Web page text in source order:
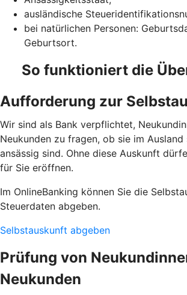
ausländische
bei natürlichen Personen:
Geburtsort.
So funktioniert die
Aufforderung zur
Wir sind als Bank verpflichtet,
Neukunden zu fragen, ob sie im Ausland
ansässig sind. Ohne diese Auskunft
für Sie eröffnen.
Im OnlineBanking können Sie die
Steuerdaten abgeben.
Selbstauskunft abgeben
Prüfung von
Neukunden